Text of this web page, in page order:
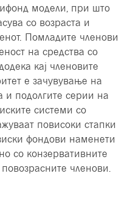
модели, при што
со возраста и
Помладите членови
на средства со
кај членовите
е зачувување на
и подолгите серии на
системи со
повисоки стапки
фондови наменети
со конзервативните
членови.